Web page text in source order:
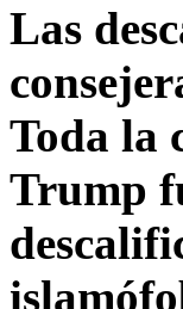
Las
Toda la
Trump